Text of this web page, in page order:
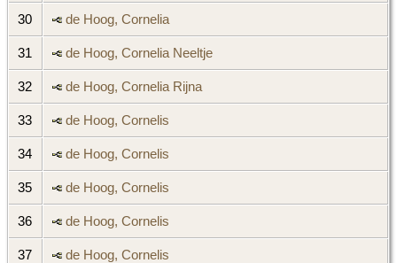
30 de Hoog, Cornelia
31 de Hoog, Cornelia Neeltje
32 de Hoog, Cornelia Rijna
33 de Hoog, Cornelis
34 de Hoog, Cornelis
35 de Hoog, Cornelis
36 de Hoog, Cornelis
37 de Hoog, Cornelis